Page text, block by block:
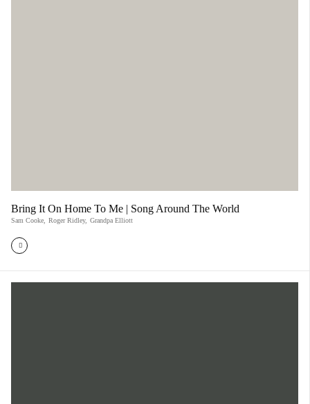
Bring It On Home To Me | Song Around The World
Sam Cooke Roger Ridley, Grandpa Elliott